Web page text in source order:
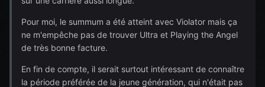
Pour moi, le summum a été atteint avec Violator mais ça
ne m'empêche pas de trouver Ultra et Playing the Angel
de très bonne facture.
En fin de compte, il serait surtout intéressant de connaître
la période préférée de la jeune génération, qui n'était pas